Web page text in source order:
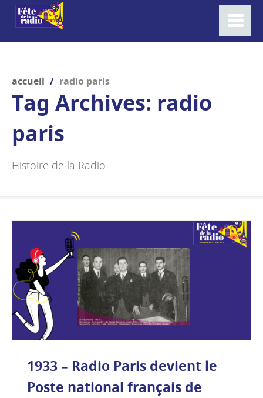
accueil / radio paris
Tag Archives: radio
paris
Histoire de la Radio
1933 – Radio Paris devient le
Poste national français de